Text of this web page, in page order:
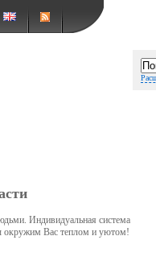
Индивидуальная система
окружим Вас теплом и уютом!